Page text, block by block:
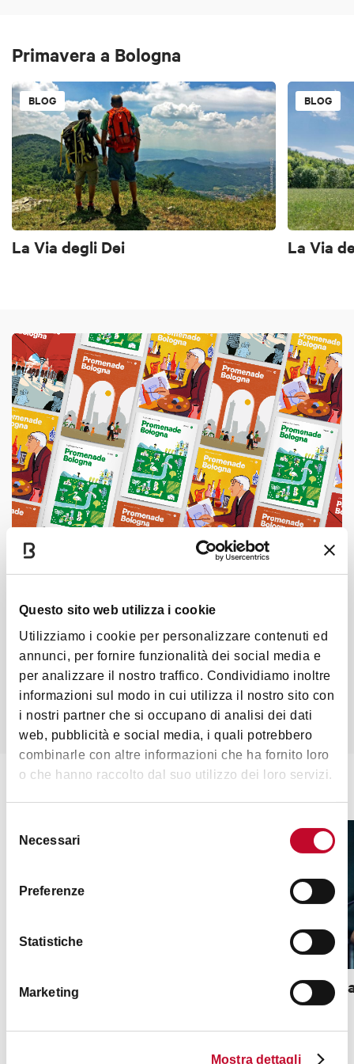
Questo sito web utilizza i cookie
Utilizziamo i cookie per personalizzare contenuti ed
annunci, per fornire funzionalità dei social media e
per analizzare il nostro traffico. Condividiamo inoltre
informazioni sul modo in cui utilizza il nostro sito con
i nostri partner che si occupano di analisi dei dati
web, pubblicità e social media, i quali potrebbero
combinarle con altre informazioni che ha fornito loro
o che hanno raccolto dal suo utilizzo dei loro servizi.
delNecessari
Preferenze
Statistiche
Marketing
Mostra dettagli
Primavera a Bologna
BLOG
La Via degli Dei
BLOG
La Via
Promenade Bologna è la tua guida al
lato inedito della città
Saprai di eventi insoliti, curiosità su luoghi o
persone, itinerari meno battuti a Bologna
Iscriviti alla newsletter
BLOG
Simona Scapin, artigiana di un
laboratorio di mortadelle
BLOG
Lyl,